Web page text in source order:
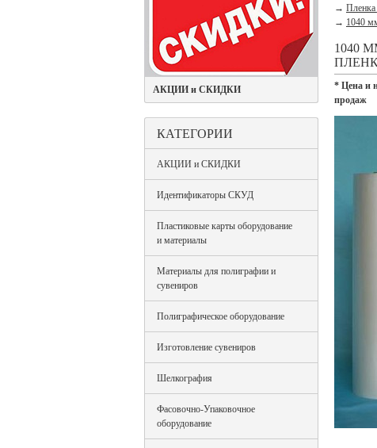
АКЦИИ и СКИДКИ
КАТЕГОРИИ
АКЦИИ и СКИДКИ
Идентификаторы СКУД
Пластиковые карты оборудование
и материалы
Материалы для полиграфии и
сувениров
Полиграфическое оборудование
Изготовление сувениров
Шелкография
Фасовочно-Упаковочное
оборудование
→ Пленка
→ 1040
1040
* Цена и
продаж